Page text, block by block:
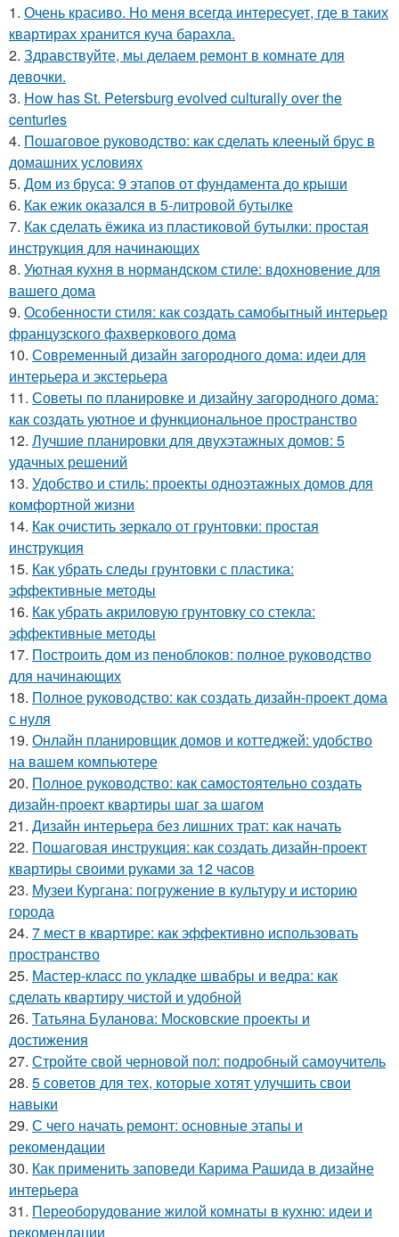
1. Очень красиво. Но меня всегда интересует, где в таких
квартирах хранится куча барахла.
2. Здравствуйте, мы делаем ремонт в комнате для
девочки.
3. How has St. Petersburg evolved culturally over the
centuries
4. Пошаговое руководство: как сделать клееный брус в
домашних условиях
5. Дом из бруса: 9 этапов от фундамента до крыши
6. Как ежик оказался в 5-литровой бутылке
7. Как сделать ёжика из пластиковой бутылки: простая
инструкция для начинающих
8. Уютная кухня в нормандском стиле: вдохновение для
вашего дома
9. Особенности стиля: как создать самобытный интерьер
французского фахверкового дома
10. Современный дизайн загородного дома: идеи для
интерьера и экстерьера
11. Советы по планировке и дизайну загородного дома:
как создать уютное и функциональное пространство
12. Лучшие планировки для двухэтажных домов: 5
удачных решений
13. Удобство и стиль: проекты одноэтажных домов для
комфортной жизни
14. Как очистить зеркало от грунтовки: простая
инструкция
15. Как убрать следы грунтовки с пластика:
эффективные методы
16. Как убрать акриловую грунтовку со стекла:
эффективные методы
17. Построить дом из пеноблоков: полное руководство
для начинающих
18. Полное руководство: как создать дизайн-проект дома
с нуля
19. Онлайн планировщик домов и коттеджей: удобство
на вашем компьютере
20. Полное руководство: как самостоятельно создать
дизайн-проект квартиры шаг за шагом
21. Дизайн интерьера без лишних трат: как начать
22. Пошаговая инструкция: как создать дизайн-проект
квартиры своими руками за 12 часов
23. Музеи Кургана: погружение в культуру и историю
города
24. 7 мест в квартире: как эффективно использовать
пространство
25. Мастер-класс по укладке швабры и ведра: как
сделать квартиру чистой и удобной
26. Татьяна Буланова: Московские проекты и
достижения
27. Стройте свой черновой пол: подробный самоучитель
28. 5 советов для тех, которые хотят улучшить свои
навыки
29. С чего начать ремонт: основные этапы и
рекомендации
30. Как применить заповеди Карима Рашида в дизайне
интерьера
31. Переоборудование жилой комнаты в кухню: идеи и
рекомендации